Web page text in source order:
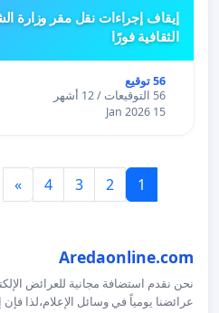
إيقاف إجراءات نقل مقر وزارة
الثقافية فورًا
56 توقيع
56 التوقيعات / 12 أشهر
15 Jan 2026
1
2
3
4
»
Aredaonline.com
نحن نقدم استضافة مجانية للعرائض
عرائضنا يومياً في وسائل الإعلام،لذا